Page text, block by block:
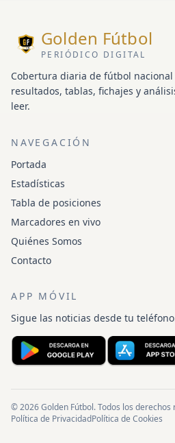
Golden Fútbol
PERIÓDICO DIGITAL
Cobertura diaria de fútbol
resultados, tablas, fichajes y
leer.
NAVEGACIÓN
Portada
Estadísticas
Tabla de posiciones
Marcadores en vivo
Quiénes Somos
Contacto
APP MÓVIL
Sigue las noticias desde tu
© 2026 Golden Fútbol. Todos los derechos
Política de PrivacidadPolítica de Cookies